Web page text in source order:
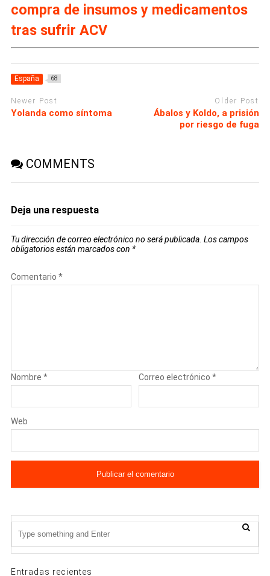
compra de insumos y medicamentos
tras sufrir ACV
España 68
Newer Post
Yolanda como síntoma
Older Post
Ábalos y Koldo, a prisión
por riesgo de fuga
COMMENTS
Deja una respuesta
Tu dirección de correo electrónico no será publicada. Los campos
obligatorios están marcados con *
Comentario *
Nombre * Correo electrónico*
Web
Entradas recientes